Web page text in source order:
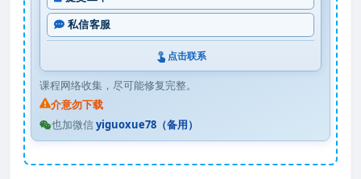
私信客服
点击联系
课程网络收集，尽可能修复完整。
介意勿下载
也加微信yiguoxue78（备用）